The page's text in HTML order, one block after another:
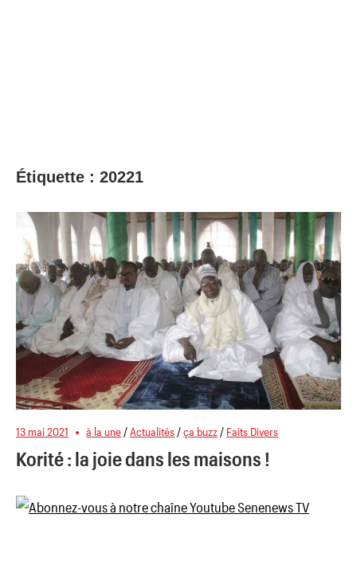
Étiquette : 20221
13 mai 2021 à la une /Actualités /ça buzz / Faits Divers
Korité : la joie dans les maisons !